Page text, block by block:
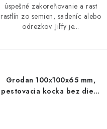
úspešné zakoreňovanie a rast
rastlín zo semien, sadeníc alebo
odrezkov. Jiffy je...
Grodan 100x100x65 mm,
pestovacia kocka bez diery